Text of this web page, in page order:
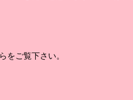
をご覧下さい。